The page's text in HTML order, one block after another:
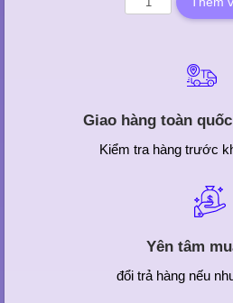
Giao hàng toàn
Kiểm tra hàng trước
Yên tâm
đổi trả hàng nếu